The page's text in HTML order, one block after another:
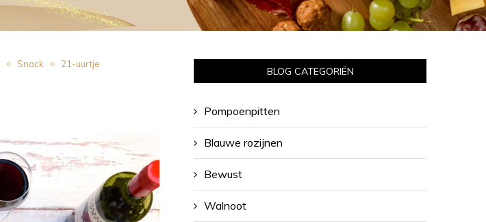
Snack 21-uurtje
BLOG CATEGORIËN
Pompoenpitten
Blauwe rozijnen
Bewust
Walnoot